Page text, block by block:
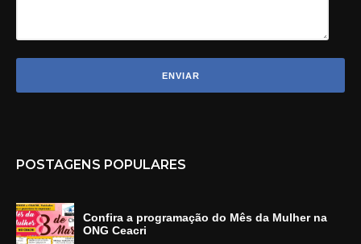
POSTAGENS POPULARES
Confira a programação do Mês da Mulher na
ONG Ceacri